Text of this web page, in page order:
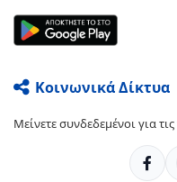
Κοινωνικά Δίκτυα
Μείνετε συνδεδεμένοι για